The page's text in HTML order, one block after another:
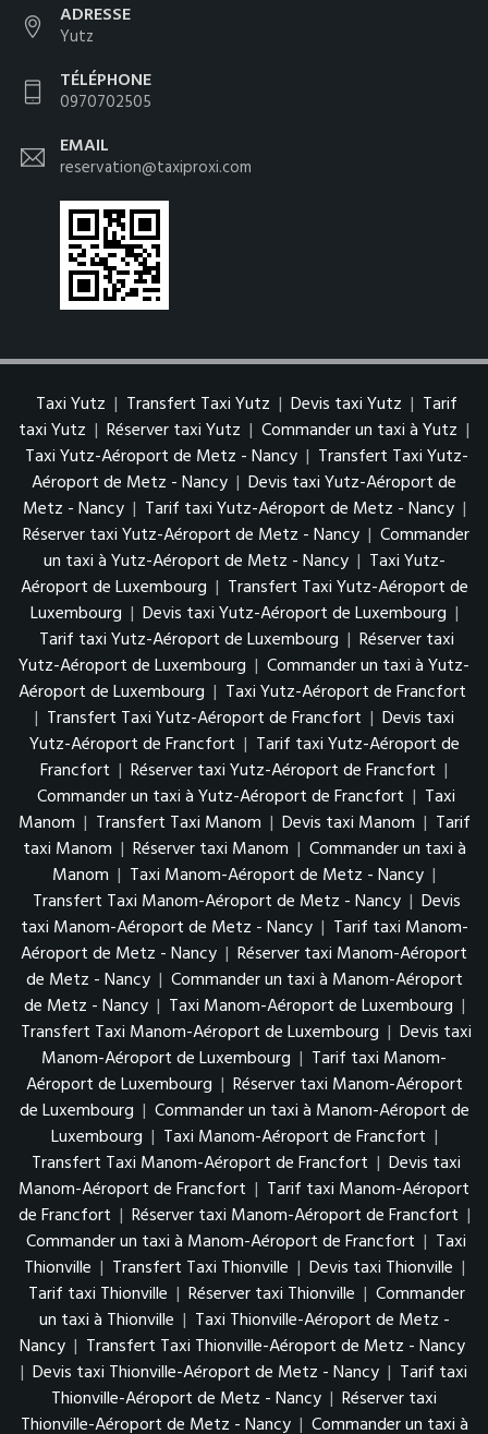
ADRESSE
Yutz
TÉLÉPHONE
0970702505
EMAIL
reservation@taxiproxi.com
Taxi Yutz | Transfert Taxi Yutz | Devis taxi Yutz | Tarif
taxi Yutz | Réserver taxi Yutz | Commander un taxi à Yutz |
Taxi Yutz-Aéroport de Metz - Nancy | Transfert Taxi Yutz-
Aéroport de Metz - Nancy | Devis taxi Yutz-Aéroport de
Metz - Nancy | Tarif taxi Yutz-Aéroport de Metz - Nancy |
Réserver taxi Yutz-Aéroport de Metz - Nancy | Commander
un taxi à Yutz-Aéroport de Metz - Nancy | Taxi Yutz-
Aéroport de Luxembourg | Transfert Taxi Yutz-Aéroport de
Luxembourg | Devis taxi Yutz-Aéroport de Luxembourg |
Tarif taxi Yutz-Aéroport de Luxembourg | Réserver taxi
Yutz-Aéroport de Luxembourg | Commander un taxi à Yutz-
Aéroport de Luxembourg | Taxi Yutz-Aéroport de Francfort
| Transfert Taxi Yutz-Aéroport de Francfort | Devis taxi
Yutz-Aéroport de Francfort | Tarif taxi Yutz-Aéroport de
Francfort | Réserver taxi Yutz-Aéroport de Francfort |
Commander un taxi à Yutz-Aéroport de Francfort | Taxi
Manom | Transfert Taxi Manom | Devis taxi Manom | Tarif
taxi Manom | Réserver taxi Manom | Commander un taxi à
Manom | Taxi Manom-Aéroport de Metz - Nancy |
Transfert Taxi Manom-Aéroport de Metz - Nancy | Devis
taxi Manom-Aéroport de Metz - Nancy | Tarif taxi Manom-
Aéroport de Metz - Nancy | Réserver taxi Manom-Aéroport
de Metz - Nancy | Commander un taxi à Manom-Aéroport
de Metz - Nancy | Taxi Manom-Aéroport de Luxembourg |
Transfert Taxi Manom-Aéroport de Luxembourg | Devis taxi
Manom-Aéroport de Luxembourg | Tarif taxi Manom-
Aéroport de Luxembourg | Réserver taxi Manom-Aéroport
de Luxembourg | Commander un taxi à Manom-Aéroport de
Luxembourg | Taxi Manom-Aéroport de Francfort |
Transfert Taxi Manom-Aéroport de Francfort | Devis taxi
Manom-Aéroport de Francfort | Tarif taxi Manom-Aéroport
de Francfort | Réserver taxi Manom-Aéroport de Francfort |
Commander un taxi à Manom-Aéroport de Francfort | Taxi
Thionville | Transfert Taxi Thionville | Devis taxi Thionville |
Tarif taxi Thionville | Réserver taxi Thionville | Commander
un taxi à Thionville | Taxi Thionville-Aéroport de Metz -
Nancy | Transfert Taxi Thionville-Aéroport de Metz - Nancy
| Devis taxi Thionville-Aéroport de Metz - Nancy | Tarif taxi
Thionville-Aéroport de Metz - Nancy | Réserver taxi
Thionville-Aéroport de Metz - Nancy | Commander un taxi à